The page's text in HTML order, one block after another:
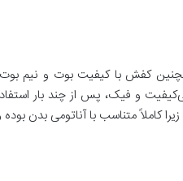
کفش با کیفیت بوت و نیم
و فیک، پس از چند بار
کاملاً متناسب با آناتومی بدن